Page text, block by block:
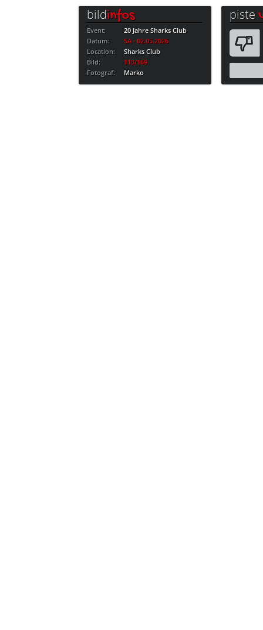
bildinfos
Event:
20 Jahre Sharks Club
Datum:
SA · 02.05.2026
Location:
Sharks Club
Bild:
113/169
Fotograf:
Marko
piste